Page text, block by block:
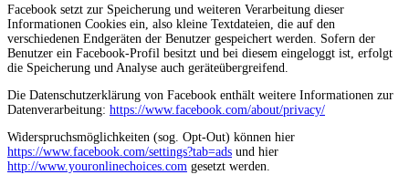
Facebook setzt zur Speicherung und weiteren Verarbeitung dieser
Informationen Cookies ein, also kleine Textdateien, die auf den
verschiedenen Endgeräten der Benutzer gespeichert werden. Sofern der
Benutzer ein Facebook-Profil besitzt und bei diesem eingeloggt ist, erfolgt
die Speicherung und Analyse auch geräteübergreifend.
Die Datenschutzerklärung von Facebook enthält weitere Informationen zur
Datenverarbeitung: https://www.facebook.com/about/privacy/
Widerspruchsmöglichkeiten (sog. Opt-Out) können hier
https://www.facebook.com/settings?tab=ads und hier
http://www.youronlinechoices.com gesetzt werden.